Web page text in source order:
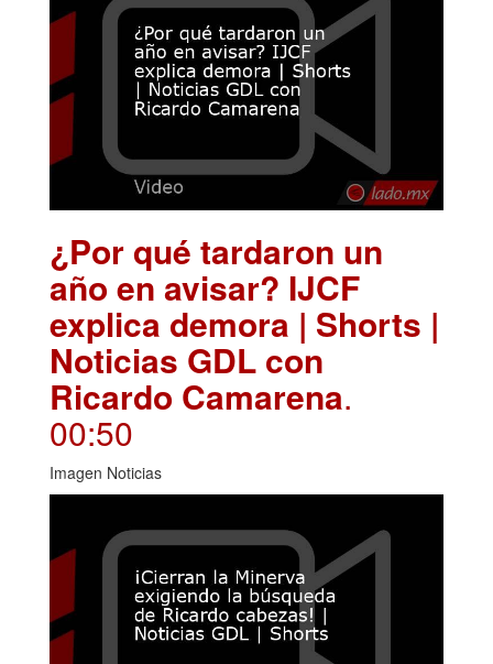
¿Por qué tardaron un
año en avisar? IJCF
explica demora | Shorts |
Noticias GDL con
Ricardo Camarena.
00:50
Imagen Noticias